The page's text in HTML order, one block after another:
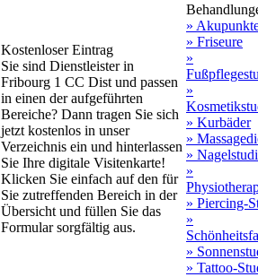
Kostenloser Eintrag
Sie sind Dienstleister in
Fribourg 1 CC Dist und passen
in einen der aufgeführten
Bereiche? Dann tragen Sie sich
jetzt kostenlos in unser
Verzeichnis ein und hinterlassen
Sie Ihre digitale Visitenkarte!
Klicken Sie einfach auf den für
Sie zutreffenden Bereich in der
Übersicht und füllen Sie das
Formular sorgfältig aus.
»
» Friseure
»
»
» Kurbäder
»
»
»
» Piercing-
»
»
» Tattoo-